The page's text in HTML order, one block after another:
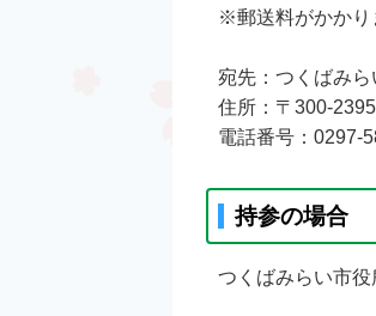
※郵送料がかかり
宛先：つくばみ
住所：〒300-
電話番号：0297-
持参の場合
つくばみらい市